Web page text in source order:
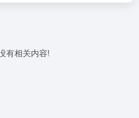
有相关内容!